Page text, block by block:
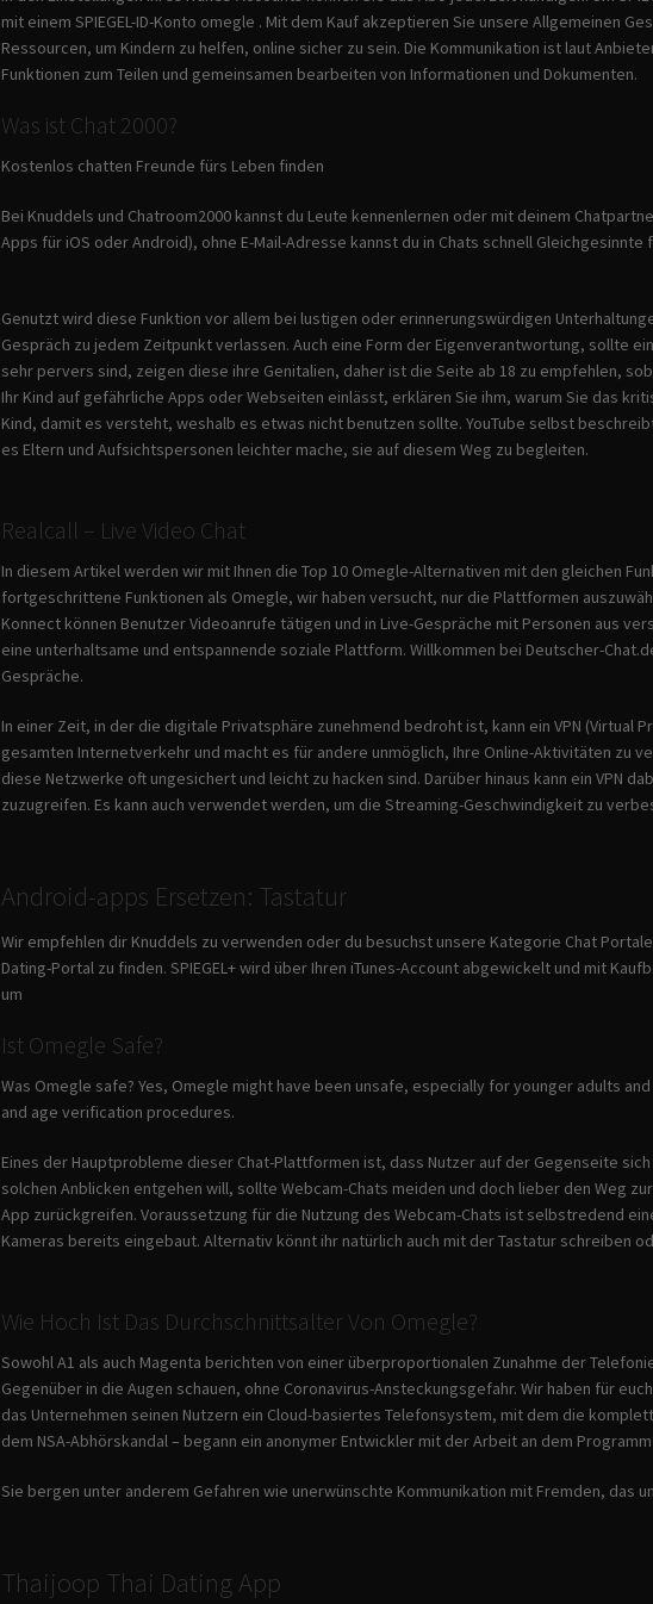
mit einem SPIEGEL-ID-Konto omegle . Mit dem Kauf akzeptieren Sie unsere Allgemeinen
Ressourcen, um Kindern zu helfen, online sicher zu sein. Die Kommunikation ist laut
Funktionen zum Teilen und gemeinsamen bearbeiten von Informationen und Dokumenten.
Was ist Chat 2000?
Kostenlos chatten Freunde fürs Leben finden
Bei Knuddels und Chatroom2000 kannst du Leute kennenlernen oder mit deinem
Apps für iOS oder Android), ohne E-Mail-Adresse kannst du in Chats schnell Gleichgesinnte
Genutzt wird diese Funktion vor allem bei lustigen oder erinnerungswürdigen
Gespräch zu jedem Zeitpunkt verlassen. Auch eine Form der Eigenverantwortung, sollte
sehr pervers sind, zeigen diese ihre Genitalien, daher ist die Seite ab 18 zu empfehlen,
Ihr Kind auf gefährliche Apps oder Webseiten einlässt, erklären Sie ihm, warum Sie das
Kind, damit es versteht, weshalb es etwas nicht benutzen sollte. YouTube selbst
es Eltern und Aufsichtspersonen leichter mache, sie auf diesem Weg zu begleiten.
Realcall – Live Video Chat
In diesem Artikel werden wir mit Ihnen die Top 10 Omegle-Alternativen mit den gleichen
fortgeschrittene Funktionen als Omegle, wir haben versucht, nur die Plattformen
Konnect können Benutzer Videoanrufe tätigen und in Live-Gespräche mit Personen aus
eine unterhaltsame und entspannende soziale Plattform. Willkommen bei Deutscher-
Gespräche.
In einer Zeit, in der die digitale Privatsphäre zunehmend bedroht ist, kann ein VPN (Virtual
gesamten Internetverkehr und macht es für andere unmöglich, Ihre Online-Aktivitäten zu
diese Netzwerke oft ungesichert und leicht zu hacken sind. Darüber hinaus kann ein VPN
zuzugreifen. Es kann auch verwendet werden, um die Streaming-Geschwindigkeit zu
Android-apps Ersetzen: Tastatur
Wir empfehlen dir Knuddels zu verwenden oder du besuchst unsere Kategorie Chat
Dating-Portal zu finden. SPIEGEL+ wird über Ihren iTunes-Account abgewickelt und mit
um
Ist Omegle Safe?
Was Omegle safe? Yes, Omegle might have been unsafe, especially for younger adults
and age verification procedures.
Eines der Hauptprobleme dieser Chat-Plattformen ist, dass Nutzer auf der Gegenseite
solchen Anblicken entgehen will, sollte Webcam-Chats meiden und doch lieber den Weg
App zurückgreifen. Voraussetzung für die Nutzung des Webcam-Chats ist selbstredend
Kameras bereits eingebaut. Alternativ könnt ihr natürlich auch mit der Tastatur schreiben
Wie Hoch Ist Das Durchschnittsalter Von Omegle?
Sowohl A1 als auch Magenta berichten von einer überproportionalen Zunahme der
Gegenüber in die Augen schauen, ohne Coronavirus-Ansteckungsgefahr. Wir haben für
das Unternehmen seinen Nutzern ein Cloud-basiertes Telefonsystem, mit dem die
dem NSA-Abhörskandal – begann ein anonymer Entwickler mit der Arbeit an dem Programm
Sie bergen unter anderem Gefahren wie unerwünschte Kommunikation mit Fremden,
Thaijoop Thai Dating App